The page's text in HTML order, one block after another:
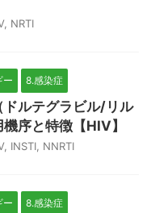
, NRTI
ー 8.感染症
ドルテグラビル/リル
序と特徴【HIV】
, INSTI NNRTI
ー 8.感染症